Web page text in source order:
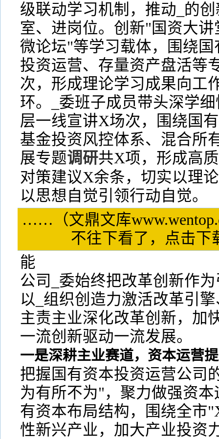
级联动学习机制，推动_的
室、进岗位。创新"国资大
微论坛"等学习载体，围绕
投资运营、存量资产盘活等
次，形成理论学习成果向工
环。_委班子成员带头深学
层一线宣讲X场次，围绕国
基金投资风控体系、混合所
展专题调研共X项，形成高
对策建议X余条，切实以理
以思想自觉引领行动自觉。
……（文鼎文库
不往下看了，点击
能
公司_委始终把改革创新作
以_组织创造力激活改革引
主责主业深化改革创新，加
一流创新驱动一流发展。
一是深耕主业赛道，资本运营
把握国有资本投资运营公司
为有所不为"，聚力做强资
有资本布局结构，围绕全市
性新兴产业，加大产业投资